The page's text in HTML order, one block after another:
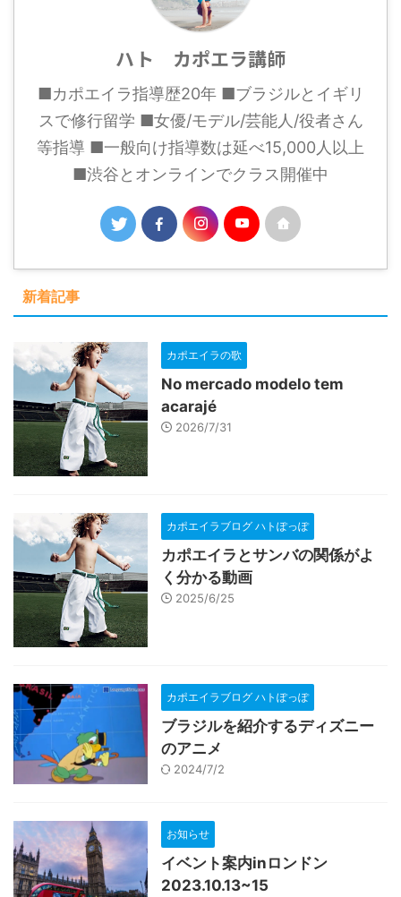
ハト カポエラ講師
■カポエイラ指導歴20年 ■ブラジルとイギリ
スで修行留学 ■女優/モデル/芸能人/役者さん
等指導 ■一般向け指導数は延べ15,000人以上
■渋谷とオンラインでクラス開催中
新着記事
カポエイラの歌
No mercado modelo tem
acarajé
2026/7/31
カポエイラブログ ハトぽっぽ
カポエイラとサンバの関係がよ
く分かる動画
2025/6/25
カポエイラブログ ハトぽっぽ
ブラジルを紹介するディズニー
のアニメ
2024/7/2
お知らせ
イベント案内inロンドン
2023.10.13~15